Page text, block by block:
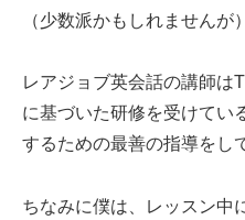
（少数派かもしれませんが
レアジョブ英会話の講師は
に基づいた研修を受けてい
するための最善の指導をし
ちなみに僕は、レッスン中